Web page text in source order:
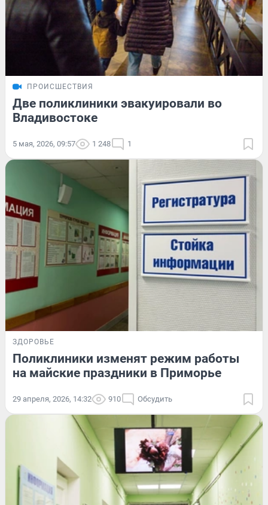
ПРОИСШЕСТВИЯ
Две поликлиники эвакуировали во
Владивостоке
5 мая, 2026, 09:57 1 248 1
ЗДОРОВЬЕ
Поликлиники изменят режим работы
на майские праздники в Приморье
29 апреля, 2026, 14:32 910 Обсудить